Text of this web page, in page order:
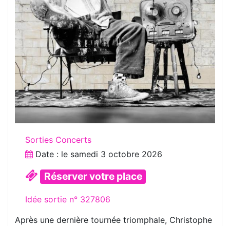
Sorties Concerts
Date : le samedi 3 octobre 2026
Réserver votre place
Idée sortie n° 327806
Après une dernière tournée triomphale, Christophe